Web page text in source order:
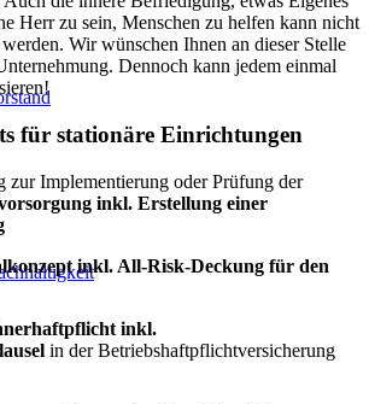
Herr zu sein, Menschen zu helfen kann nicht
Wir wünschen Ihnen an dieser Stelle
Dennoch kann jedem einmal
für stationäre Einrichtungen
zur Implementierung oder Prüfung der
inkl. Erstellung einer
inkl. All-Risk-Deckung für den
inkl.
in der Betriebshaftpflichtversicherung